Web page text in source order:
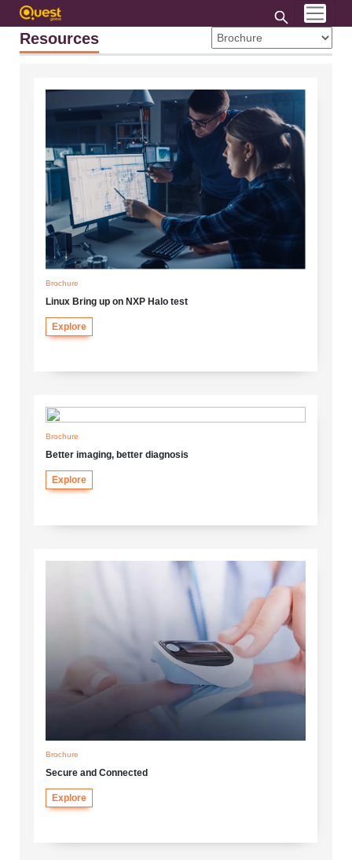
Resources
Brochure
Linux Bring up on NXP Halo test
Explore
Brochure
Better imaging, better diagnosis
Explore
Brochure
Secure and Connected
Explore